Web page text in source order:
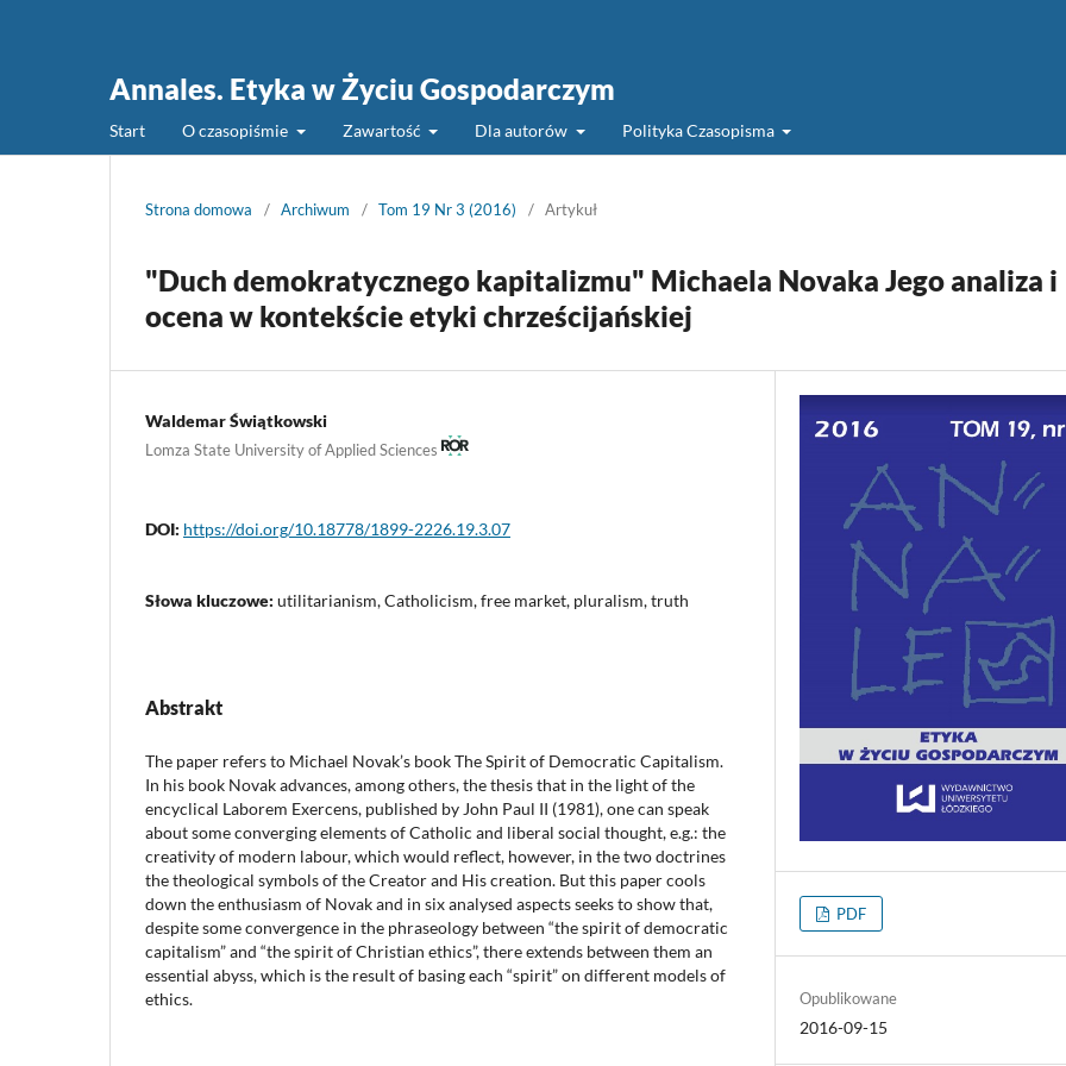
Annales. Etyka w Życiu Gospodarczym
Start O czasopiśmie Zawartość Dla autorów Polityka Czasopisma
Strona domowa / Archiwum / Tom 19 Nr 3 (2016) / Artykuł
"Duch demokratycznego kapitalizmu" Michaela Novaka Jego analiza i
ocena w kontekście etyki chrześcijańskiej
Waldemar Świątkowski
Lomza State University of Applied Sciences
DOI: https://doi.org/10.18778/1899-2226.19.3.07
Słowa kluczowe: utilitarianism, Catholicism, free market, pluralism, truth
Abstrakt
The paper refers to Michael Novak’s book The Spirit of Democratic Capitalism.
In his book Novak advances, among others, the thesis that in the light of the
encyclical Laborem Exercens, published by John Paul II (1981), one can speak
about some converging elements of Catholic and liberal social thought, e.g.: the
creativity of modern labour, which would reflect, however, in the two doctrines
the theological symbols of the Creator and His creation. But this paper cools
down the enthusiasm of Novak and in six analysed aspects seeks to show that,
despite some convergence in the phraseology between “the spirit of democratic
capitalism” and “the spirit of Christian ethics”, there extends between them an
essential abyss, which is the result of basing each “spirit” on different models of
ethics.
PDF
Opublikowane
2016-09-15